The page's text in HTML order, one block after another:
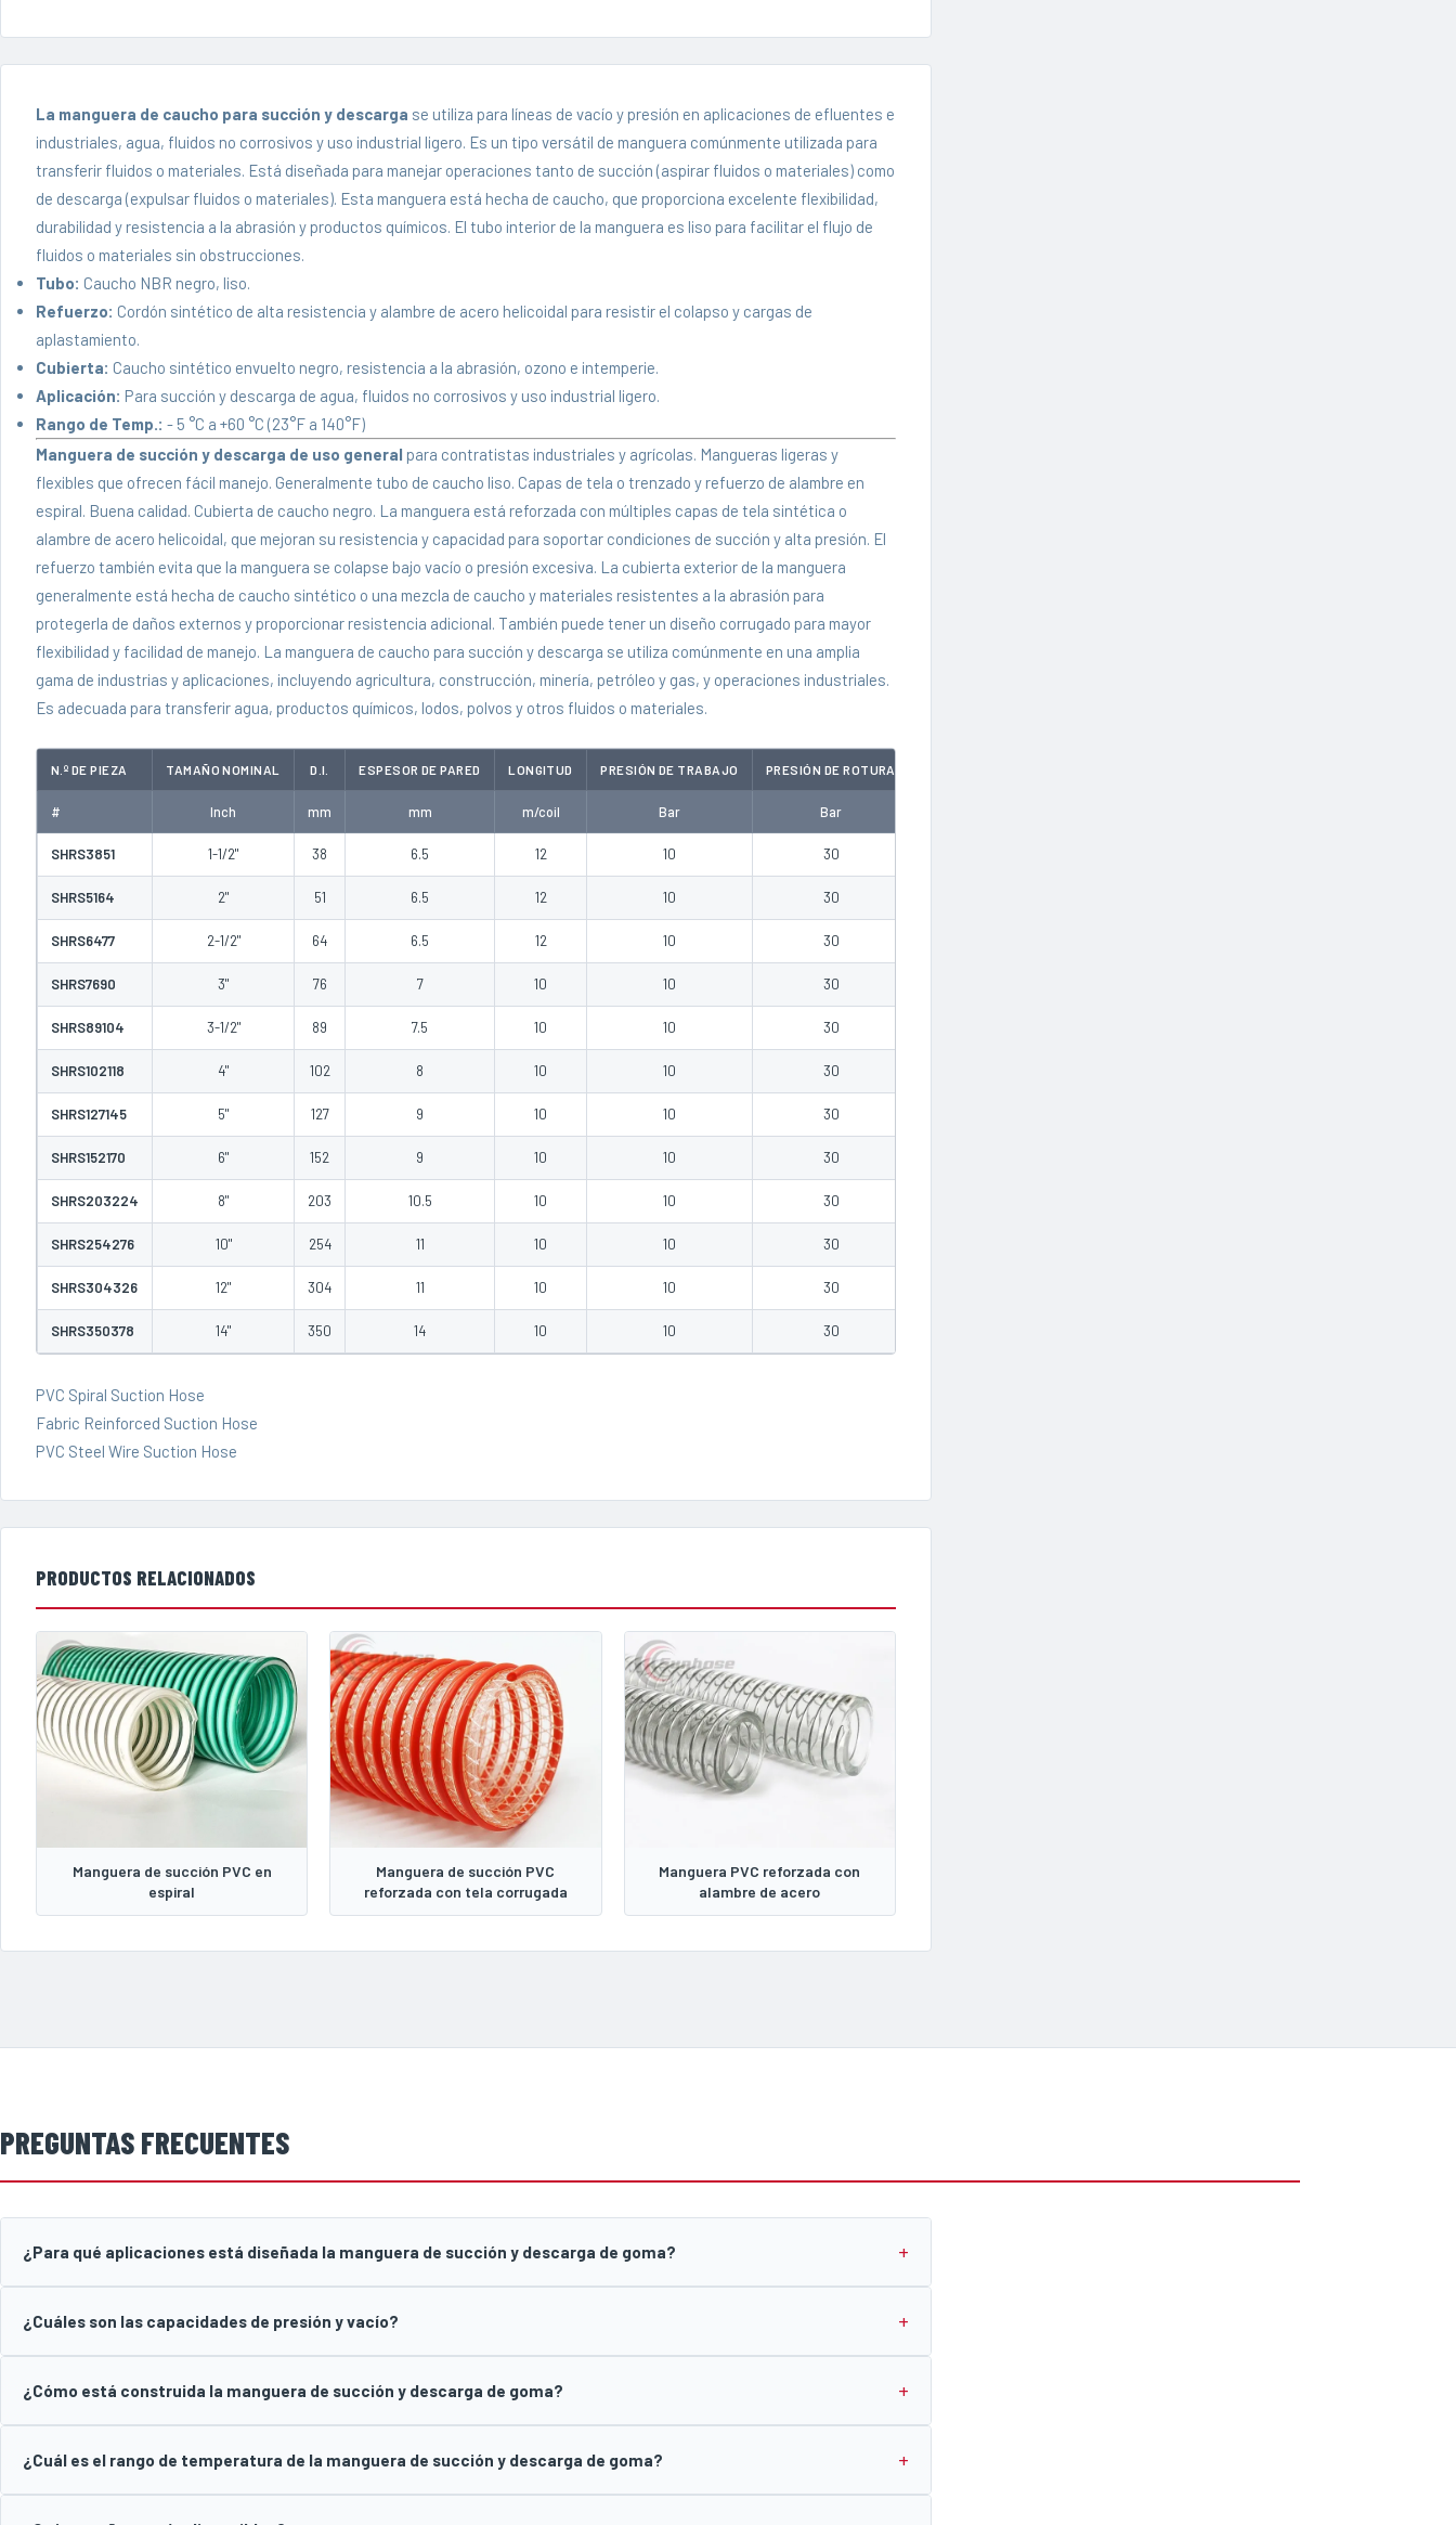
La manguera de caucho para succión y descarga se utiliza para líneas de vacío y presión en aplicaciones de efluentes e
industriales, agua, fluidos no corrosivos y uso industrial ligero. Es un tipo versátil de manguera comúnmente utilizada para
transferir fluidos o materiales. Está diseñada para manejar operaciones tanto de succión (aspirar fluidos o materiales) como
de descarga (expulsar fluidos o materiales). Esta manguera está hecha de caucho, que proporciona excelente flexibilidad,
durabilidad y resistencia a la abrasión y productos químicos. El tubo interior de la manguera es liso para facilitar el flujo de
fluidos o materiales sin obstrucciones.
Tubo: Caucho NBR negro, liso.
Refuerzo: Cordón sintético de alta resistencia y alambre de acero helicoidal para resistir el colapso y cargas de
aplastamiento.
Cubierta: Caucho sintético envuelto negro, resistencia a la abrasión, ozono e intemperie.
Aplicación: Para succión y descarga de agua, fluidos no corrosivos y uso industrial ligero.
Rango de Temp.: - 5 °C a +60 °C (23°F a 140°F)
Manguera de succión y descarga de uso general para contratistas industriales y agrícolas. Mangueras ligeras y
flexibles que ofrecen fácil manejo. Generalmente tubo de caucho liso. Capas de tela o trenzado y refuerzo de alambre en
espiral. Buena calidad. Cubierta de caucho negro. La manguera está reforzada con múltiples capas de tela sintética o
alambre de acero helicoidal, que mejoran su resistencia y capacidad para soportar condiciones de succión y alta presión. El
refuerzo también evita que la manguera se colapse bajo vacío o presión excesiva. La cubierta exterior de la manguera
generalmente está hecha de caucho sintético o una mezcla de caucho y materiales resistentes a la abrasión para
protegerla de daños externos y proporcionar resistencia adicional. También puede tener un diseño corrugado para mayor
flexibilidad y facilidad de manejo. La manguera de caucho para succión y descarga se utiliza comúnmente en una amplia
gama de industrias y aplicaciones, incluyendo agricultura, construcción, minería, petróleo y gas, y operaciones industriales.
Es adecuada para transferir agua, productos químicos, lodos, polvos y otros fluidos o materiales.
N.º DE PIEZA TAMAÑO NOMINAL D.I. ESPESOR DE PARED LONGITUD PRESIÓN DE TRABAJO PRESIÓN DE ROTURA
#
Inch mm mm m/coil Bar Bar
SHRS3851 1-1/2" 38 6.5 12 10 30
SHRS5164 2" 51 6.5 12 10 30
SHRS6477 2-1/2" 64 6.5 12 10 30
SHRS7690 3" 76 7 10 10 30
SHRS89104 3-1/2" 89 7.5 10 10 30
SHRS102118 4" 102 8 10 10 30
SHRS127145 5" 127 9 10 10 30
SHRS152170 6" 152 9 10 10 30
SHRS203224 8" 203 10.5 10 10 30
SHRS254276 10" 254 11 10 10 30
SHRS304326 12" 304 11 10 10 30
SHRS350378 14" 350 14 10 10 30
PVC Spiral Suction Hose
Fabric Reinforced Suction Hose
PVC Steel Wire Suction Hose
PRODUCTOS RELACIONADOS
Manguera de succión PVC en
espiral
Manguera de succión PVC
reforzada con tela corrugada
Manguera PVC reforzada con
alambre de acero
PREGUNTAS FRECUENTES
¿Para qué aplicaciones está diseñada la manguera de succión y descarga de goma?
¿Cuáles son las capacidades de presión y vacío?
¿Cómo está construida la manguera de succión y descarga de goma?
¿Cuál es el rango de temperatura de la manguera de succión y descarga de goma?